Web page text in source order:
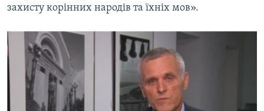
захисту корінних народів та їхніх мов».